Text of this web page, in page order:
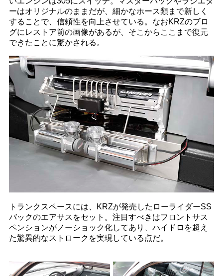
ーはオリジナルのままだが、細かなホース類まで新しく
することで、信頼性を向上させている。なおKRZのブロ
グにレストア前の画像があるが、そこからここまで復元
できたことに驚かされる。
トランクスペースには、KRZが発売したローライダーSS
バックのエアサスをセット。注目すべきはフロントサス
ペンションがノーショック化してあり、ハイドロを超え
た驚異的なストロークを実現している点だ。